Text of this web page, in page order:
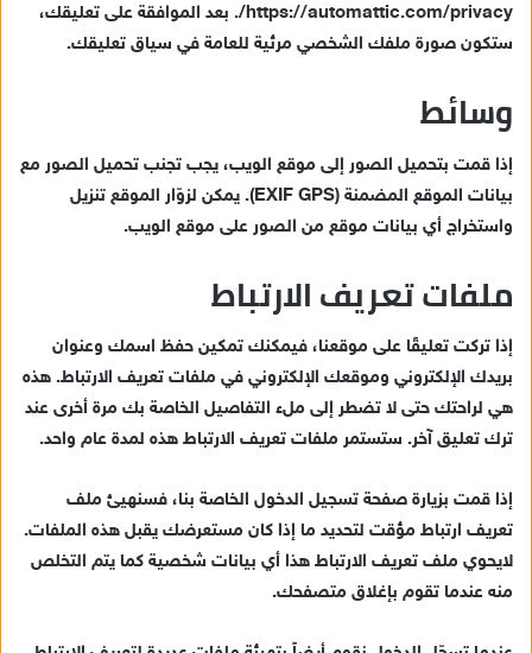
https://automattic.com/privacy/. بعد الموافقة على تعليقك،
ستكون صورة ملفك الشخصي مرئية للعامة في سياق تعليقك.
وسائط
إذا قمت بتحميل الصور إلى موقع الويب، يجب تجنب تحميل الصور مع
بيانات الموقع المضمنة (EXIF GPS). يمكن لزوّار الموقع تنزيل
واستخراج أي بيانات موقع من الصور على موقع الويب.
ملفات تعريف الارتباط
إذا تركت تعليقًا على موقعنا، فيمكنك تمكين حفظ اسمك وعنوان
بريدك الإلكتروني وموقعك الإلكتروني في ملفات تعريف الارتباط. هذه
هي لراحتك حتى لا تضطر إلى ملء التفاصيل الخاصة بك مرة أخرى عند
ترك تعليق آخر. ستستمر ملفات تعريف الارتباط هذه لمدة عام واحد.
إذا قمت بزيارة صفحة تسجيل الدخول الخاصة بنا، فسنهيئ ملف
تعريف ارتباط مؤقت لتحديد ما إذا كان مستعرضك يقبل هذه الملفات.
لايحوي ملف تعريف الارتباط هذا أي بيانات شخصية كما يتم التخلص
منه عندما تقوم بإغلاق متصفحك.